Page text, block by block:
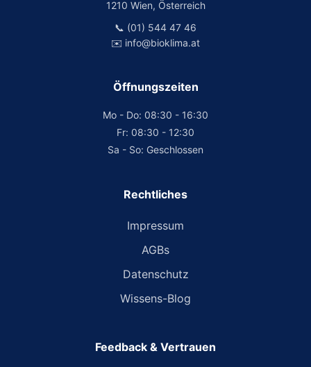
1210 Wien, Österreich
📞 (01) 544 47 46
✉️ info@bioklima.at
Öffnungszeiten
Mo - Do: 08:30 - 16:30
Fr: 08:30 - 12:30
Sa - So: Geschlossen
Rechtliches
Impressum
AGBs
Datenschutz
Wissens-Blog
Feedback & Vertrauen